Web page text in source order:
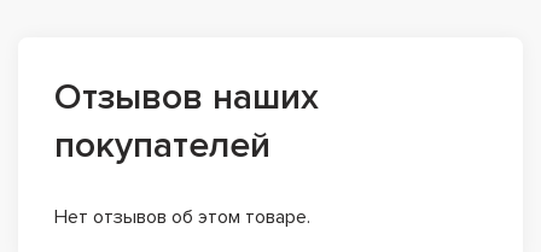
Отзывов наших
покупателей
Нет отзывов об этом товаре.